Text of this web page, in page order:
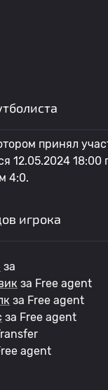
принял
12.05.2024 18:00
4:0.
игрока
за
за Free agent
за Free agent
за Free agent
agent